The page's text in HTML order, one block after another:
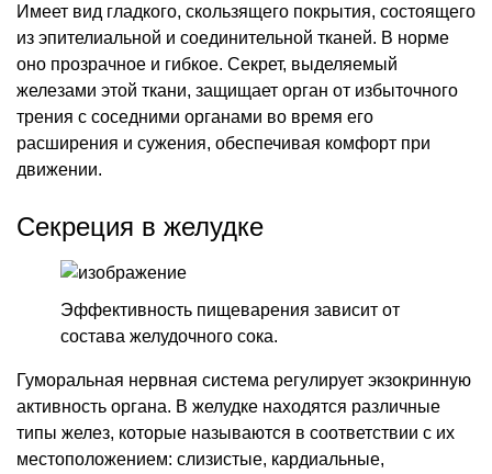
Имеет вид гладкого, скользящего покрытия, состоящего
из эпителиальной и соединительной тканей. В норме
оно прозрачное и гибкое. Секрет, выделяемый
железами этой ткани, защищает орган от избыточного
трения с соседними органами во время его
расширения и сужения, обеспечивая комфорт при
движении.
Секреция в желудке
Эффективность пищеварения зависит от
состава желудочного сока.
Гуморальная нервная система регулирует экзокринную
активность органа. В желудке находятся различные
типы желез, которые называются в соответствии с их
местоположением: слизистые, кардиальные,